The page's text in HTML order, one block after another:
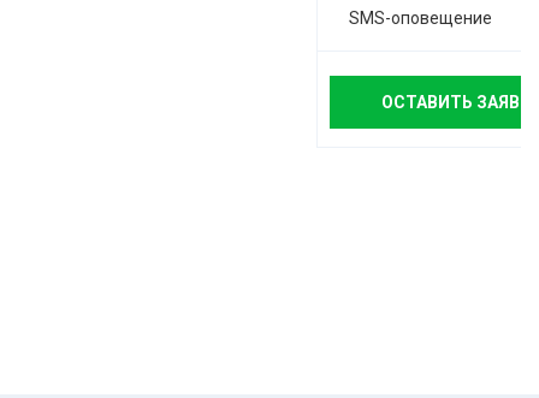
SMS-оповещение
ОСТАВИТЬ